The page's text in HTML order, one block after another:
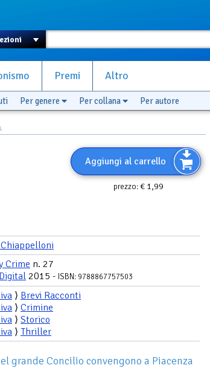
Premi Altro
Per genere Per collana Per autore
Aggiungi al carrello
prezzo:€ 1,99
Crime n. 27
2015 - ISBN: 9788867757503
⟩ Brevi Racconti
⟩ Crimine
⟩ Storico
⟩ Thriller
grande Concilio convengono a Piacenza